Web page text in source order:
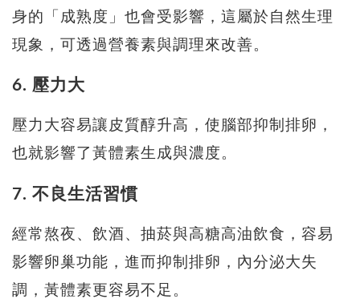
身的「成熟度」也會受影響，這屬於自然生理
現象，可透過營養素與調理來改善。
6. 壓力大
壓力大容易讓皮質醇升高，使腦部抑制排卵，
也就影響了黃體素生成與濃度。
7. 不良生活習慣
經常熬夜、飲酒、抽菸與高糖高油飲食，容易
影響卵巢功能，進而抑制排卵，內分泌大失
調，黃體素更容易不足。